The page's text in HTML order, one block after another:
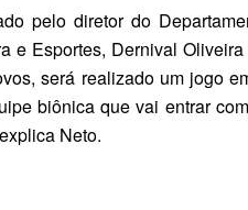
pelo diretor do
e Esportes, Dernival
será realizado um jogo
biônica que vai entrar
Neto.